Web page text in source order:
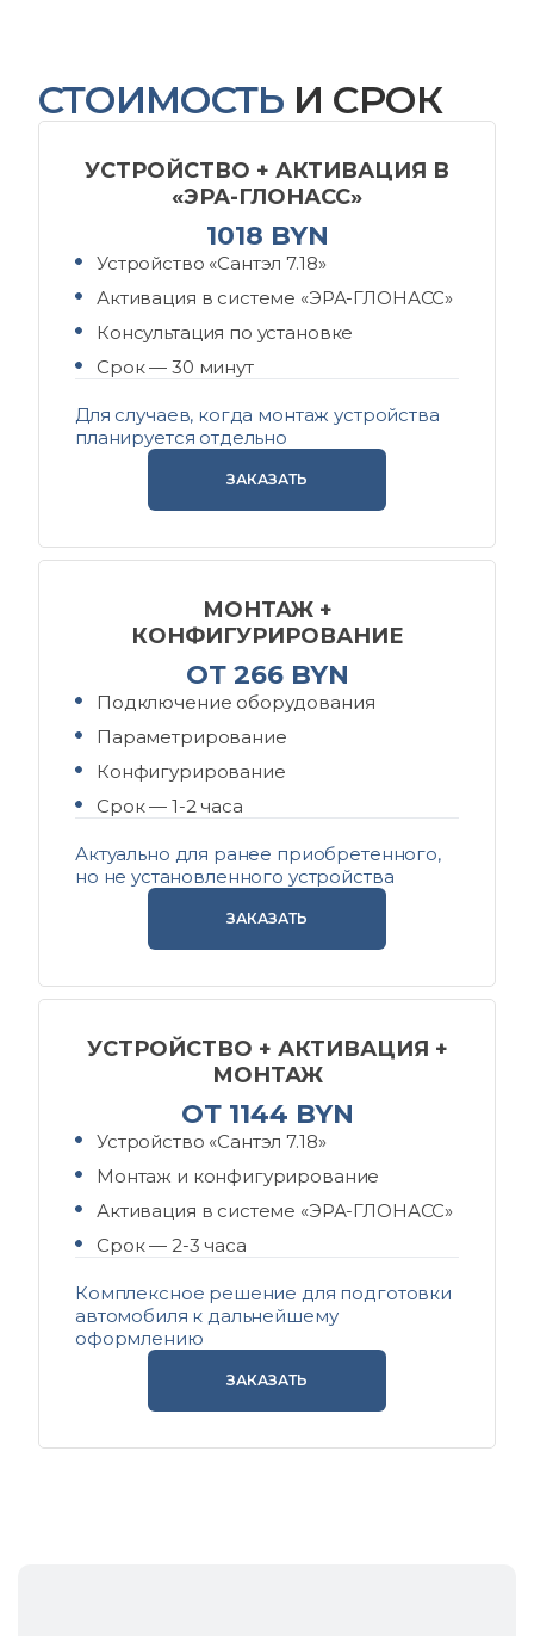
СТОИМОСТЬ И СРОК
УСТРОЙСТВО + АКТИВАЦИЯ В
«ЭРА-ГЛОНАСС»
1018 BYN
Устройство «Сантэл 7.18»
Активация в системе «ЭРА-ГЛОНАСС»
Консультация по установке
Срок — 30 минут
Для случаев, когда монтаж устройства
планируется отдельно
ЗАКАЗАТЬ
МОНТАЖ +
КОНФИГУРИРОВАНИЕ
ОТ 266 BYN
Подключение оборудования
Параметрирование
Конфигурирование
Срок — 1-2 часа
Актуально для ранее приобретенного,
но не установленного устройства
ЗАКАЗАТЬ
УСТРОЙСТВО + АКТИВАЦИЯ +
МОНТАЖ
ОТ 1144 BYN
Устройство «Сантэл 7.18»
Монтаж и конфигурирование
Активация в системе «ЭРА-ГЛОНАСС»
Срок — 2-3 часа
Комплексное решение для подготовки
автомобиля к дальнейшему
оформлению
ЗАКАЗАТЬ